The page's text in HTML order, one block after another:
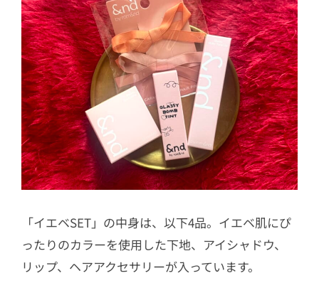
「イエベSET」の中身は、以下4品。イエベ肌にぴ
ったりのカラーを使用した下地、アイシャドウ、
リップ、ヘアアクセサリーが入っています。